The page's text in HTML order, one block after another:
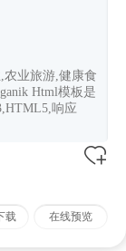
业旅游,健康食
Html模板是
响应
载 在线预览